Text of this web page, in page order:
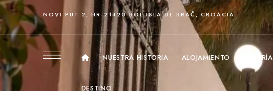
NOVI PUT 2, HR-21420 BOL ISLA DE BRAČ, CROACIA
NUESTRA HISTORIA ALOJAMIENTO GALERÍA
DESTINO